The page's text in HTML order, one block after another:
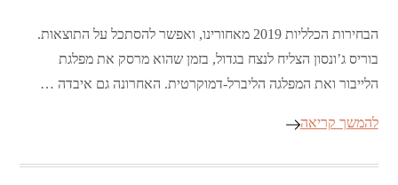
הבחירות הכלליות 2019 מאחורינו, ואפשר להסתכל על התוצאות.
בוריס ג’ונסון הצליח לנצח בגדול, בזמן שהוא מרסק את מפלגת
הלייבור ואת המפלגה הליברל-דמוקרטית. האחרונה גם איבדה …
להמשך קריאה